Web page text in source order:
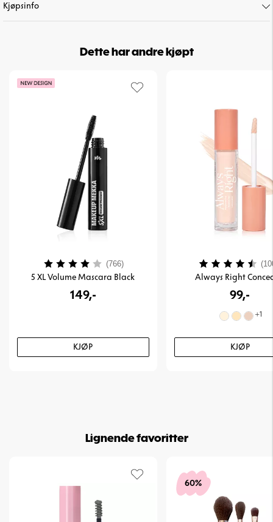
Kjøpsinfo
Dette har andre kjøpt
5 XL Volume Mascara Black
149,-
KJØP
Karakter: (766)4.0 av 5 mulige
Always Right
99,-
+1
KJØP
Karakter:
Lignende favoritter
60%